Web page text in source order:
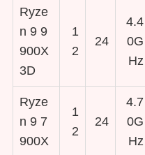
Ryze
n 9 9
900X
3D
1
2
24
4.4
0G
Hz
Ryze
n 9 7
900X
1
2
24
4.7
0G
Hz